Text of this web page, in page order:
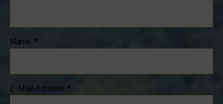
Name *
E-Mail-Adresse *